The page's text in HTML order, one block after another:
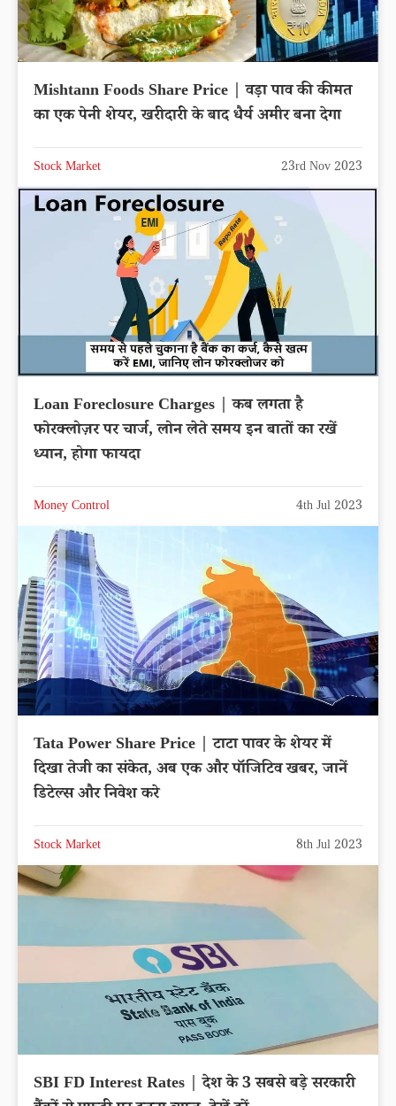
Mishtann Foods Share Price | वड़ा पाव की कीमत
का एक पेनी शेयर, खरीदारी के बाद धैर्य अमीर बना देगा
Stock Market 23rd Nov 2023
Loan Foreclosure Charges | कब लगता है
फोरक्लोज़र पर चार्ज, लोन लेते समय इन बातों का रखें
ध्यान, होगा फायदा
Money Control 4th Jul 2023
Tata Power Share Price | टाटा पावर के शेयर में
दिखा तेजी का संकेत, अब एक और पॉजिटिव खबर, जानें
डिटेल्स और निवेश करे
Stock Market 8th Jul 2023
SBI FD Interest Rates | देश के 3 सबसे बड़े सरकारी